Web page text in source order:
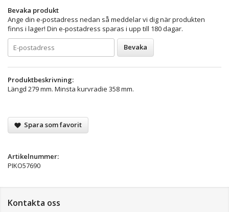
Bevaka produkt
Ange din e-postadress nedan så meddelar vi dig när produkten
finns i lager! Din e-postadress sparas i upp till 180 dagar.
Bevaka
Produktbeskrivning:
Längd 279 mm. Minsta kurvradie 358 mm.
Spara som favorit
Artikelnummer:
PIKO57690
Kontakta oss